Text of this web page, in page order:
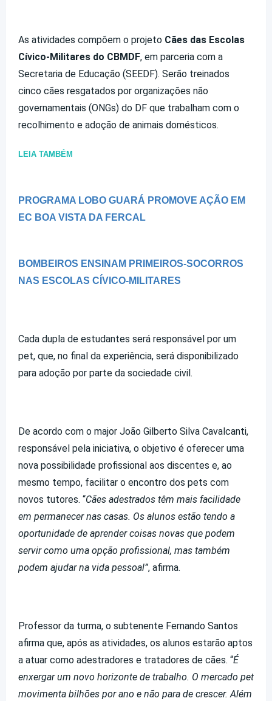
As atividades compõem o projeto Cães das Escolas
Cívico-Militares do CBMDF, em parceria com a
Secretaria de Educação (SEEDF). Serão treinados
cinco cães resgatados por organizações não
governamentais (ONGs) do DF que trabalham com o
recolhimento e adoção de animais domésticos.
LEIA TAMBÉM
PROGRAMA LOBO GUARÁ PROMOVE AÇÃO EM
EC BOA VISTA DA FERCAL
BOMBEIROS ENSINAM PRIMEIROS-SOCORROS
NAS ESCOLAS CÍVICO-MILITARES
Cada dupla de estudantes será responsável por um
pet, que, no final da experiência, será disponibilizado
para adoção por parte da sociedade civil.
De acordo com o major João Gilberto Silva Cavalcanti,
responsável pela iniciativa, o objetivo é oferecer uma
nova possibilidade profissional aos discentes e, ao
mesmo tempo, facilitar o encontro dos pets com
novos tutores. “Cães adestrados têm mais facilidade
em permanecer nas casas. Os alunos estão tendo a
oportunidade de aprender coisas novas que podem
servir como uma opção profissional, mas também
podem ajudar na vida pessoal”, afirma.
Professor da turma, o subtenente Fernando Santos
afirma que, após as atividades, os alunos estarão aptos
a atuar como adestradores e tratadores de cães. “É
enxergar um novo horizonte de trabalho. O mercado pet
movimenta bilhões por ano e não para de crescer. Além